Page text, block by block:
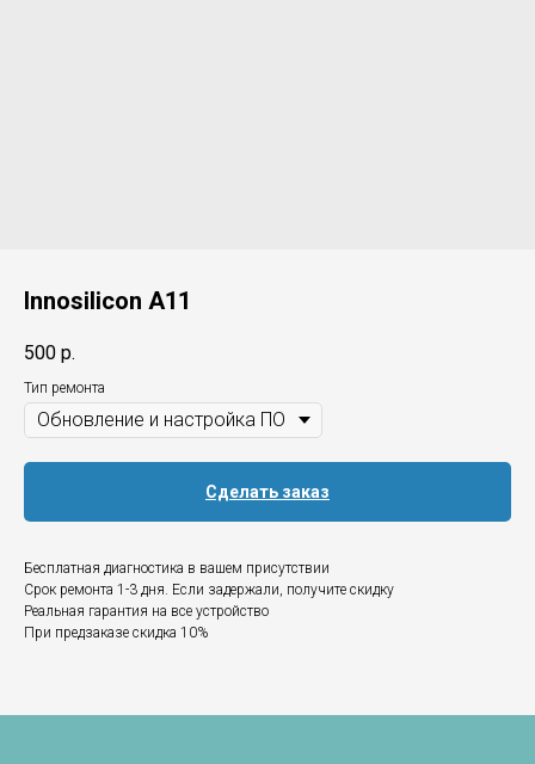
Innosilicon A11
500 р.
Тип ремонта
Сделать заказ
Бесплатная диагностика в вашем присутствии
Срок ремонта 1-3 дня. Если задержали, получите скидку
Реальная гарантия на все устройство
При предзаказе скидка 10%